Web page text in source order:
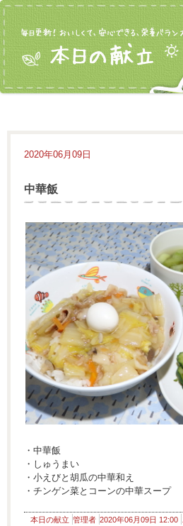
2020年06月09日
中華飯
・中華飯
・しゅうまい
・小えびと胡瓜の中華和え
・チンゲン菜とコーンの中華スープ
本日の献立 管理者 2020年06月09日 12:00